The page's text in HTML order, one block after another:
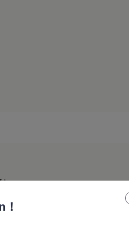
um die
außergewöhnliche Wahl. Mit